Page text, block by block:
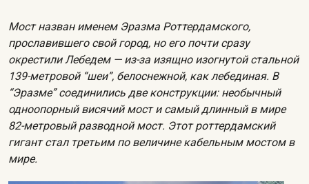
Мост назван именем Эразма Роттердамского,
прославившего свой город, но его почти сразу
окрестили Лебедем — из-за изящно изогнутой стальной
139-метровой “шеи”, белоснежной, как лебединая. В
“Эразме” соединились две конструкции: необычный
одноопорный висячий мост и самый длинный в мире
82-метровый разводной мост. Этот роттердамский
гигант стал третьим по величине кабельным мостом в
мире.